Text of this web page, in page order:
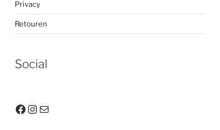
Privacy
Retouren
Social
Facebook
Instagram
E-mail